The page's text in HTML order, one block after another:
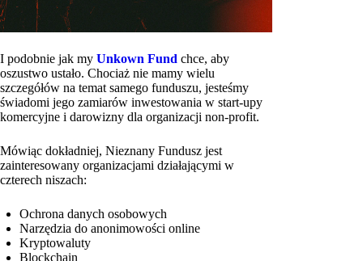
I podobnie jak my Unkown Fund chce, aby
oszustwo ustało. Chociaż nie mamy wielu
szczegółów na temat samego funduszu, jesteśmy
świadomi jego zamiarów inwestowania w start-upy
komercyjne i darowizny dla organizacji non-profit.
Mówiąc dokładniej, Nieznany Fundusz jest
zainteresowany organizacjami działającymi w
czterech niszach:
Ochrona danych osobowych
Narzędzia do anonimowości online
Kryptowaluty
Blockchain